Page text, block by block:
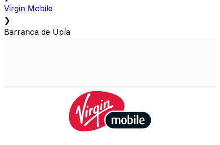
Virgin Mobile
❯
Barranca de Upía